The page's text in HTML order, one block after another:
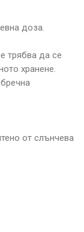
доза.
трябва да се
хранене.
от слънчева